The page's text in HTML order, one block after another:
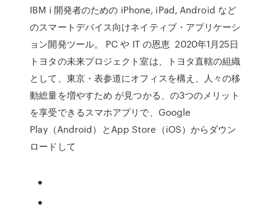
IBM i 開発者のための iPhone, iPad, Android など
のスマートデバイス向けネイティブ・アプリケーシ
ョン開発ツール。 PC や IT の恩恵 2020年1月25日
トヨタの未来プロジェクト室は、トヨタ直轄の組織
として、東京・表参道にオフィスを構え、人々の移
動総量を増やすため が見つかる、の3つのメリット
を享受できるスマホアプリで、Google
Play（Android）とApp Store（iOS）からダウン
ロードして